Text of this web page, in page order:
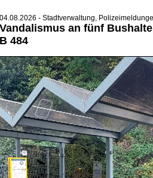
04.08.2026 - Stadtverwaltung,
Vandalismus an fünf
B 484